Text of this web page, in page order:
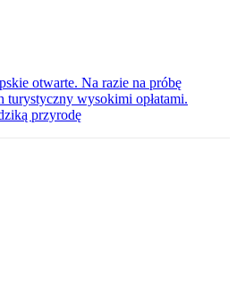
otwarte. Na razie na próbę
turystyczny wysokimi opłatami.
przyrodę